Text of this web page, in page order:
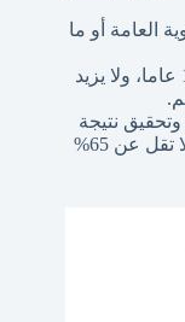
العامة أو ما
يجب أن لا يكون عمر المتقدم أقل من 17 عاما، ولا يزيد
وتحقيق نتيجة
لا تقل عن 70%، والحصول على درجات لا تقل عن 65%